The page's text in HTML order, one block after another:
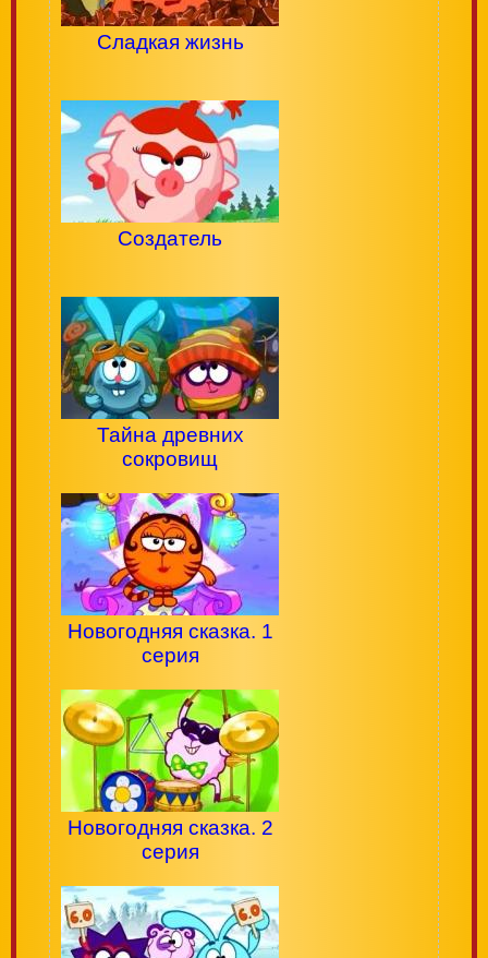
Сладкая жизнь
Создатель
Тайна древних
сокровищ
Новогодняя сказка. 1
серия
Новогодняя сказка. 2
серия